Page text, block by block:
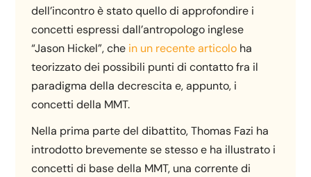
dell’incontro è stato quello di approfondire i
concetti espressi dall’antropologo inglese
“Jason Hickel”, che in un recente articolo ha
teorizzato dei possibili punti di contatto fra il
paradigma della decrescita e, appunto, i
concetti della MMT.
Nella prima parte del dibattito, Thomas Fazi ha
introdotto brevemente se stesso e ha illustrato i
concetti di base della MMT, una corrente di